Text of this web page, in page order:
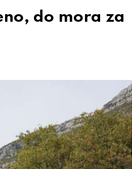
do mora za